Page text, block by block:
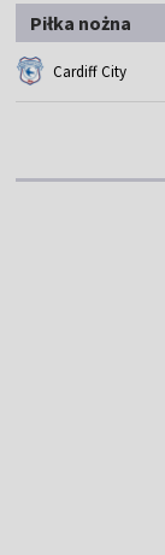
Piłka nożna
Cardiff City